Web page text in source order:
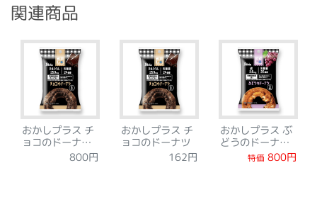
関連商品
おかしプラス チ
ョコのドーナツ
800円
おかしプラス チ
ョコのドーナツ
162円
おかしプラス ぶ
どうのドーナツ
5袋セット
特価 800円